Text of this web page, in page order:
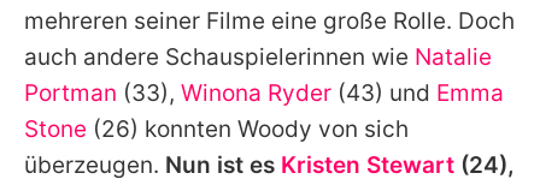
Nutzungsbedingungen
Utiq verwalten
mehreren seiner Filme eine große Rolle. Doch
auch andere Schauspielerinnen wie Natalie
Portman (33), Winona Ryder (43) und Emma
Stone (26) konnten Woody von sich
überzeugen. Nun ist es Kristen Stewart (24),